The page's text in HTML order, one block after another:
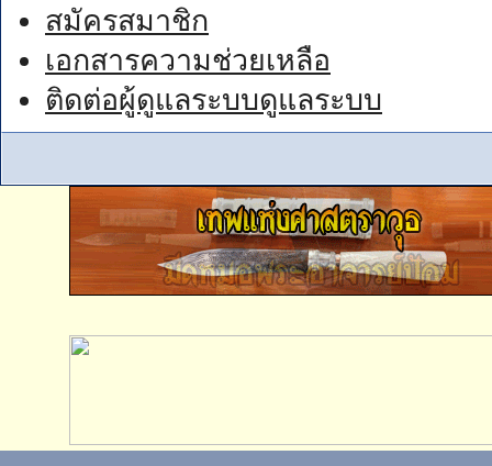
สมัครสมาชิก
เอกสารความช่วยเหลือ
ติดต่อผู้ดูแลระบบดูแลระบบ